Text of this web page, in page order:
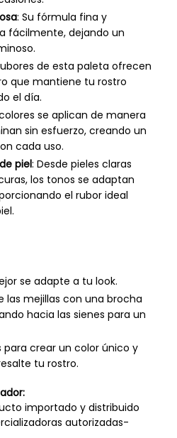
: Su fórmula fina y
fácilmente, dejando un
de esta paleta ofrecen
que mantiene tu rostro
el día.
se aplican de manera
sin esfuerzo, creando un
cada uso.
piel: Desde pieles claras
los tonos se adaptan
el rubor ideal
se adapte a tu look.
las mejillas con una brocha
hacia las sienes para un
para crear un color único y
tu rostro.
importado y distribuido
autorizadas-